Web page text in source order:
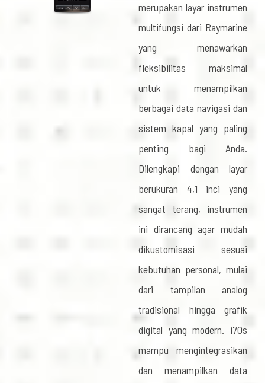
merupakan layar instrumen
multifungsi dari Raymarine
yang menawarkan
fleksibilitas maksimal
untuk menampilkan
berbagai data navigasi dan
sistem kapal yang paling
penting bagi Anda.
Dilengkapi dengan layar
berukuran 4,1 inci yang
sangat terang, instrumen
ini dirancang agar mudah
dikustomisasi sesuai
kebutuhan personal, mulai
dari tampilan analog
tradisional hingga grafik
digital yang modern. i70s
mampu mengintegrasikan
dan menampilkan data